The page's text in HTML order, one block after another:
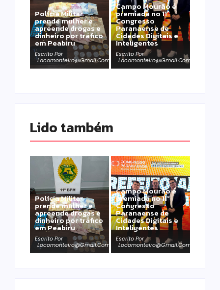
Polícia Militar
prende mulher e
apreende drogas e
dinheiro por tráfico
em Peabiru
Escrito Por
Locomonteiro@gmail.com
Campo Mourão é
premiada no 11º
Congresso
Paranaense de
Cidades Digitais e
Inteligentes
Escrito Por
Locomonteiro@gmail.com
Lido também
Polícia Militar
prende mulher e
apreende drogas e
dinheiro por tráfico
em Peabiru
Escrito Por
Locomonteiro@gmail.com
Campo Mourão é
premiada no 11º
Congresso
Paranaense de
Cidades Digitais e
Inteligentes
Escrito Por
Locomonteiro@gmail.com